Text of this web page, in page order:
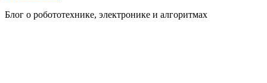
Блог о робототехнике, электронике и алгоритмах